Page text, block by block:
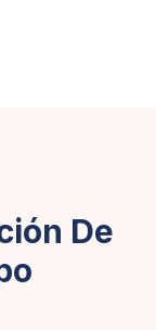
De